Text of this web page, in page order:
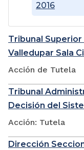
2016
Tribunal
Valledupar Sala
Acción de Tutela
Tribunal
Decisión del
Acción: Tutela
Dirección